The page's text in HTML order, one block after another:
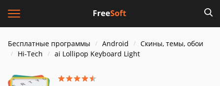
Бесплатные программы Android
Скины, темы, обои
Hi-Tech
ai Lollipop Keyboard Light